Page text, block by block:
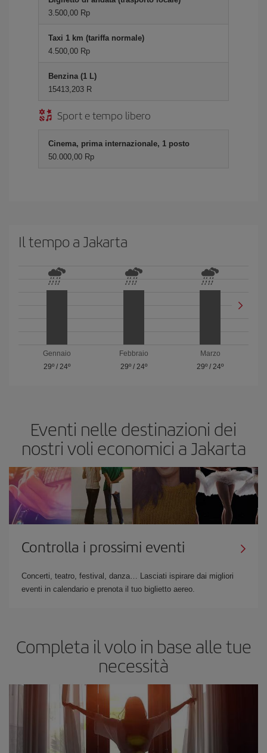
3.500,00 Rp
Taxi 1 km (tariffa normale)
4.500,00 Rp
Benzina (1 L)
15413,203 R
Sport e tempo libero
Cinema, prima internazionale, 1 posto
50.000,00 Rp
Il tempo a Jakarta
Gennaio
29º/ 24º
Febbraio
29º/ 24º
Marzo
29º / 24º
Eventi nelle destinazioni dei
nostri voli economici a Jakarta
Controlla i prossimi eventi
Concerti, teatro, festival, danza… Lasciati ispirare dai migliori
eventi in calendario e prenota il tuo biglietto aereo.
Completa il volo in base alle tue
necessità